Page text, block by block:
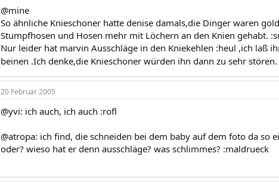
@mine
So ähnliche Knieschoner hatte denise damals,die Dinger waren
Stumpfhosen und Hosen mehr mit Löchern an den Knien gehabt.
Nur leider hat marvin Ausschläge in den Kniekehlen :heul ,ich laß
beinen .Ich denke,die Knieschoner würden ihn dann zu sehr stören.
20 Februar 2005
@yvi: ich auch, ich auch :rofl
@atropa: ich find, die schneiden bei dem baby auf dem foto da so
oder? wieso hat er denn ausschläge? was schlimmes? :maldrueck